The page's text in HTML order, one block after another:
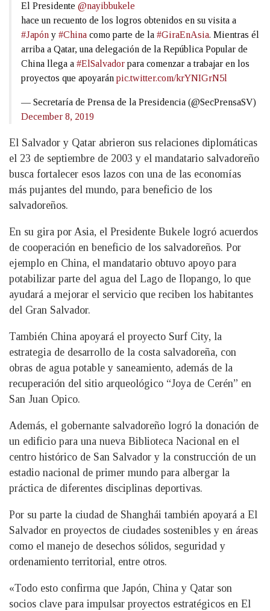
El Presidente @nayibbukele
hace un recuento de los logros obtenidos en su visita a
#Japón y #China como parte de la #GiraEnAsia. Mientras él
arriba a Qatar, una delegación de la República Popular de
China llega a #ElSalvador para comenzar a trabajar en los
proyectos que apoyarán pic.twitter.com/krYNIGrN5l
— Secretaría de Prensa de la Presidencia (@SecPrensaSV)
December 8, 2019
El Salvador y Qatar abrieron sus relaciones diplomáticas
el 23 de septiembre de 2003 y el mandatario salvadoreño
busca fortalecer esos lazos con una de las economías
más pujantes del mundo, para beneficio de los
salvadoreños.
En su gira por Asia, el Presidente Bukele logró acuerdos
de cooperación en beneficio de los salvadoreños. Por
ejemplo en China, el mandatario obtuvo apoyo para
potabilizar parte del agua del Lago de Ilopango, lo que
ayudará a mejorar el servicio que reciben los habitantes
del Gran Salvador.
También China apoyará el proyecto Surf City, la
estrategia de desarrollo de la costa salvadoreña, con
obras de agua potable y saneamiento, además de la
recuperación del sitio arqueológico “Joya de Cerén” en
San Juan Opico.
Además, el gobernante salvadoreño logró la donación de
un edificio para una nueva Biblioteca Nacional en el
centro histórico de San Salvador y la construcción de un
estadio nacional de primer mundo para albergar la
práctica de diferentes disciplinas deportivas.
Por su parte la ciudad de Shanghái también apoyará a El
Salvador en proyectos de ciudades sostenibles y en áreas
como el manejo de desechos sólidos, seguridad y
ordenamiento territorial, entre otros.
«Todo esto confirma que Japón, China y Qatar son
socios clave para impulsar proyectos estratégicos en El